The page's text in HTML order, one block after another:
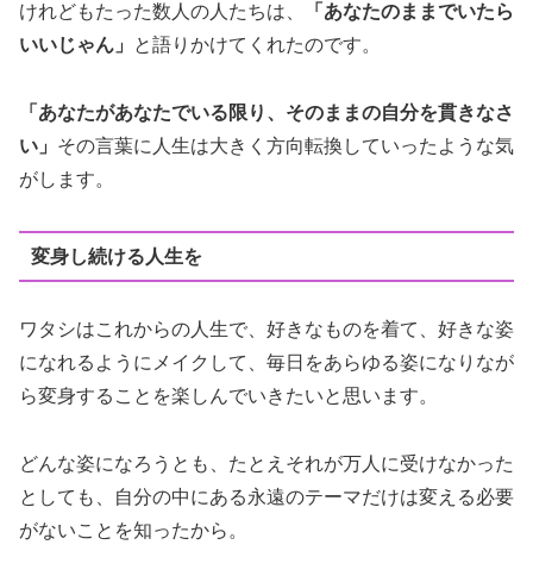
けれどもたった数人の人たちは、
「あなたのままでいたら
いいじゃん」
と語りかけてくれたのです。
「あなたがあなたでいる限り、そのままの自分を貫きなさ
い」 その言葉に人生は大きく方向転換していったような気
がします。
変身し続ける人生を
ワタシはこれからの人生で、好きなものを着て、好きな姿
になれるようにメイクして、毎日をあらゆる姿になりなが
ら変身することを楽しんでいきたいと思います。
どんな姿になろうとも、たとえそれが万人に受けなかった
としても、自分の中にある永遠のテーマだけは変える必要
がないことを知ったから。